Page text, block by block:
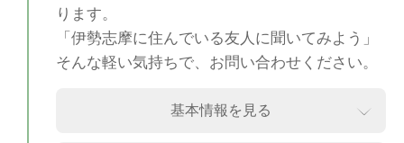
ります。
「伊勢志摩に住んでいる友人に聞いてみよう」
そんな軽い気持ちで、お問い合わせください。
基本情報を見る